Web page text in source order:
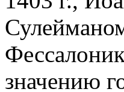
значению